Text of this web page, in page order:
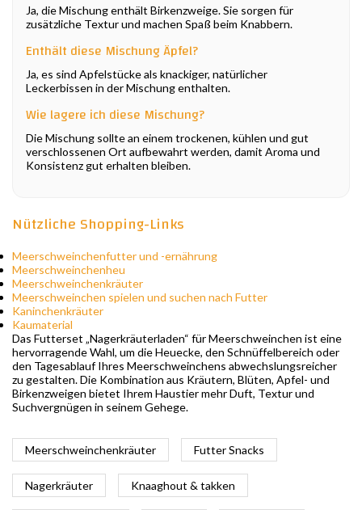
Ja, die Mischung enthält Birkenzweige. Sie sorgen für
zusätzliche Textur und machen Spaß beim Knabbern.
Enthält diese Mischung Äpfel?
Ja, es sind Apfelstücke als knackiger, natürlicher
Leckerbissen in der Mischung enthalten.
Wie lagere ich diese Mischung?
Die Mischung sollte an einem trockenen, kühlen und gut
verschlossenen Ort aufbewahrt werden, damit Aroma und
Konsistenz gut erhalten bleiben.
Nützliche Shopping-Links
Meerschweinchenfutter und -ernährung
Meerschweinchenheu
Meerschweinchenkräuter
Meerschweinchen spielen und suchen nach Futter
Kaninchenkräuter
Kaumaterial
Das Futterset „Nagerkräuterladen“ für Meerschweinchen ist eine
hervorragende Wahl, um die Heuecke, den Schnüffelbereich oder
den Tagesablauf Ihres Meerschweinchens abwechslungsreicher
zu gestalten. Die Kombination aus Kräutern, Blüten, Apfel- und
Birkenzweigen bietet Ihrem Haustier mehr Duft, Textur und
Suchvergnügen in seinem Gehege.
Meerschweinchenkräuter Futter Snacks
Nagerkräuter Knaaghout & takken